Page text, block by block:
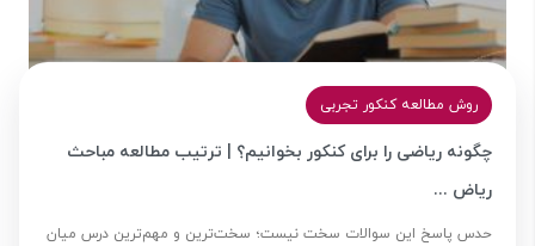
روش مطالعه کنکور تجربی
چگونه ریاضی را برای کنکور بخوانیم؟ | ترتیب مطالعه مباحث
ریاض ...
حدس پاسخ این سوالات سخت نیست؛ سخت‌ترین و مهم‌ترین درس میان